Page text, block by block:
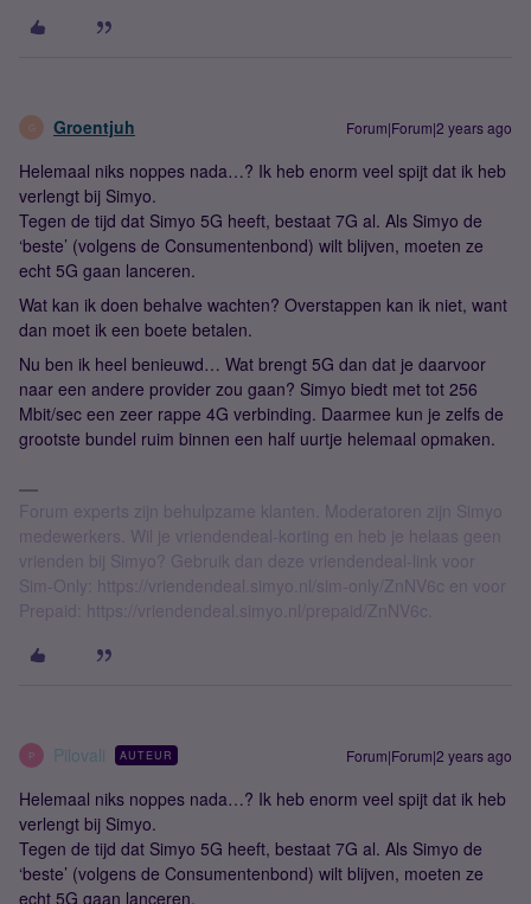
G Groentjuh Forum|Forum|2 years ago
Helemaal niks noppes nada…? Ik heb enorm veel spijt dat ik heb
verlengt bij Simyo.
Tegen de tijd dat Simyo 5G heeft, bestaat 7G al. Als Simyo de
‘beste’ (volgens de Consumentenbond) wilt blijven, moeten ze
echt 5G gaan lanceren.
Wat kan ik doen behalve wachten? Overstappen kan ik niet, want
dan moet ik een boete betalen.
Nu ben ik heel benieuwd… Wat brengt 5G dan dat je daarvoor
naar een andere provider zou gaan? Simyo biedt met tot 256
Mbit/sec een zeer rappe 4G verbinding. Daarmee kun je zelfs de
grootste bundel ruim binnen een half uurtje helemaal opmaken.
Forum experts zijn behulpzame klanten. Moderatoren zijn Simyo
medewerkers. Wil je vriendendeal-korting en heb je helaas geen
vrienden bij Simyo? Gebruik dan deze vriendendeal-link voor
Sim-Only: https://vriendendeal.simyo.nl/sim-only/ZnNV6c en voor
Prepaid: https://vriendendeal.simyo.nl/prepaid/ZnNV6c.
P Pilovali AUTEUR Forum|Forum|2 years ago
Helemaal niks noppes nada…? Ik heb enorm veel spijt dat ik heb
verlengt bij Simyo.
Tegen de tijd dat Simyo 5G heeft, bestaat 7G al. Als Simyo de
‘beste’ (volgens de Consumentenbond) wilt blijven, moeten ze
echt 5G gaan lanceren.